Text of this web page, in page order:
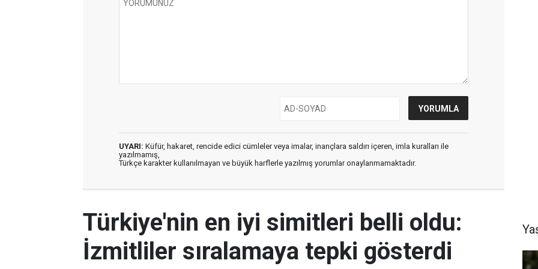
UYARI: Küfür, hakaret, rencide edici cümleler veya imalar, inançlara saldırı içeren, imla kuralları ile
yazılmamış,
Türkçe karakter kullanılmayan ve büyük harflerle yazılmış yorumlar onaylanmamaktadır.
Türkiye'nin en iyi simitleri belli oldu:
İzmitliler sıralamaya tepki gösterdi